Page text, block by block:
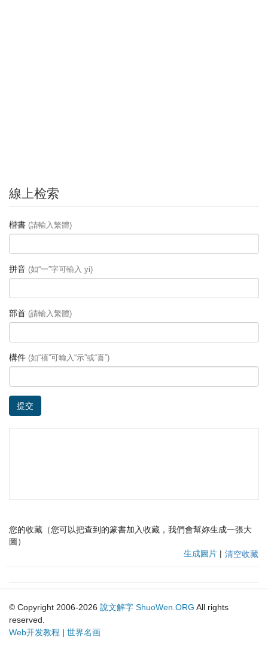
線上检索
楷書 (請輸入繁體)
拼音 (如“一”字可輸入 yi)
部首 (請輸入繁體)
構件 (如“禧”可輸入“示”或“喜”)
提交
您的收藏（您可以把查到的篆書加入收藏，我們會幫妳生成一張大
圖）
生成圖片 | 清空收藏
© Copyright 2006-2026 說文解字 ShuoWen.ORG All rights
reserved.
Web开发教程 | 世界名画